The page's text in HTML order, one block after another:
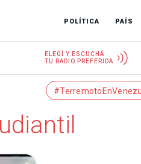
POLÍTICA PAÍS
ELEGÍ Y ESCUCHÁ
TU RADIO PREFERIDA